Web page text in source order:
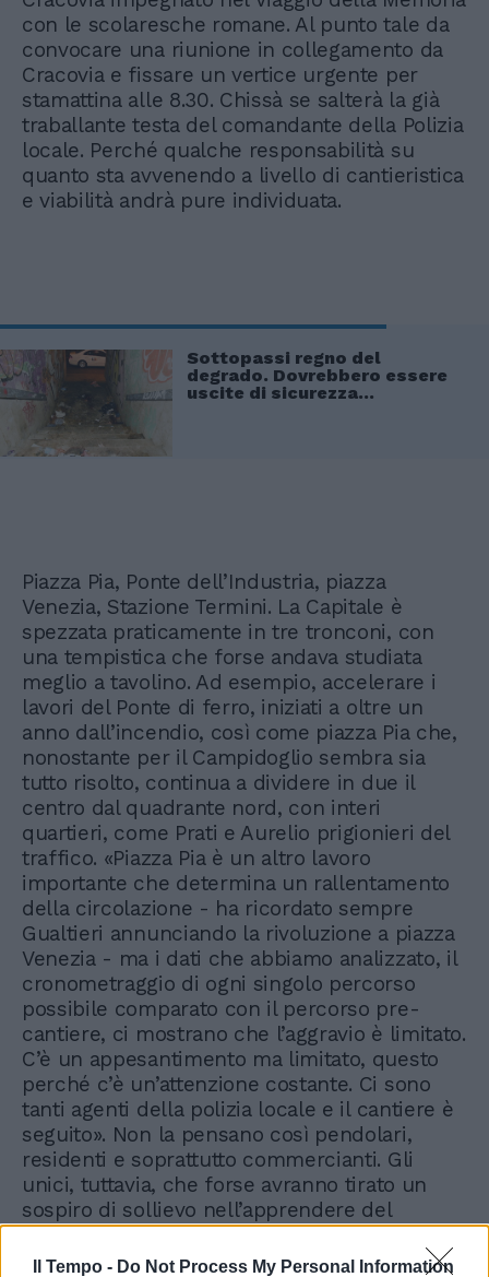
Il Tempo - Do Not Process My Personal Information
con le scolaresche romane. Al punto tale da
convocare una riunione in collegamento da
Cracovia e fissare un vertice urgente per
stamattina alle 8.30. Chissà se salterà la già
traballante testa del comandante della Polizia
locale. Perché qualche responsabilità su
quanto sta avvenendo a livello di cantieristica
e viabilità andrà pure individuata.
Sottopassi regno del
degrado. Dovrebbero essere
uscite di sicurezza...
Piazza Pia, Ponte dell’Industria, piazza
Venezia, Stazione Termini. La Capitale è
spezzata praticamente in tre tronconi, con
una tempistica che forse andava studiata
meglio a tavolino. Ad esempio, accelerare i
lavori del Ponte di ferro, iniziati a oltre un
anno dall’incendio, così come piazza Pia che,
nonostante per il Campidoglio sembra sia
tutto risolto, continua a dividere in due il
centro dal quadrante nord, con interi
quartieri, come Prati e Aurelio prigionieri del
traffico. «Piazza Pia è un altro lavoro
importante che determina un rallentamento
della circolazione - ha ricordato sempre
Gualtieri annunciando la rivoluzione a piazza
Venezia - ma i dati che abbiamo analizzato, il
cronometraggio di ogni singolo percorso
possibile comparato con il percorso pre-
cantiere, ci mostrano che l’aggravio è limitato.
C’è un appesantimento ma limitato, questo
perché c’è un’attenzione costante. Ci sono
tanti agenti della polizia locale e il cantiere è
seguito». Non la pensano così pendolari,
residenti e soprattutto commercianti. Gli
unici, tuttavia, che forse avranno tirato un
sospiro di sollievo nell’apprendere del
disastro di piazza Venezia sentendosi più
fortunati, nonostante tutto. I lavori a piazza